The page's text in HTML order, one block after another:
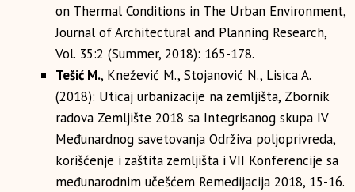
оn Thermal Conditions in The Urban Environment,
Journal of Architectural and Planning Research,
Vol. 35:2 (Summer, 2018): 165-178.
Tešić M., Knežević M., Stojanović N., Lisica A.
(2018): Uticaj urbanizacije na zemljišta, Zbornik
radova Zemljište 2018 sa Integrisanog skupa IV
Мeđunardnog savetovanja Održiva poljoprivreda,
korišćenje i zaštita zemljišta i VII Konferencije sa
međunarodnim učešćem Remedijacija 2018, 15-16.